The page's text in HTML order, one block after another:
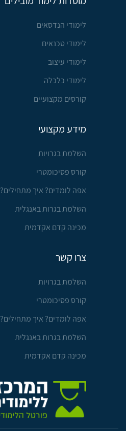
לימודי הנדסאים
לימודי טכנאים
לימודי עיצוב
לימודי כלכלה
קורסים מקצועיים
מידע מקצועי
השלמת בגרויות
קורס פסיכומטרי
אפה לומדים? איך מתחילים?
השלמת בגרות באנגלית
מכינה קדם אקדמית
צרו קשר
השלמת בגרויות
קורס פסיכומטרי
אפה לומדים? איך מתחילים?
השלמת בגרות באנגלית
מכינה קדם אקדמית